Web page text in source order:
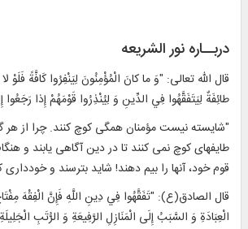
دربــاره نور الشریعه
قال الله تعالى: "وَ ما كانَ الْمُؤْمِنُونَ لِيَنْفِرُوا كَافَّةً
طائِفَةٌ لِيَتَفَقَّهُوا فِي الدِّينِ وَ لِيُنْذِرُوا قَوْمَهُمْ إِذا
"شايسته نيست مؤمنان همگى كوچ كنند. چرا از هر
طايفه‏اى كوچ نمى‏ كنند تا در دين آگاهى يابند و
قوم خود، آن‏ها را بيم دهند! شايد بترسند و خوددارى
قال الصادق(ع): "تَفَقَّهُوا فِي دِينِ اللَّهِ فَإِنَّ الْفِقْهَ
الْعِبَادَةِ وَ السَّبَبُ إِلَى الْمَنَازِلِ الرَّفِيعَةِ وَ الرُّتَبِ